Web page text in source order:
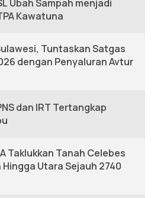
Ubah Sampah menjadi
Kawatuna
Tuntaskan Satgas
dengan Penyaluran Avtur
dan IRT Tertangkap
Taklukkan Tanah Celebes
Utara Sejauh 2740